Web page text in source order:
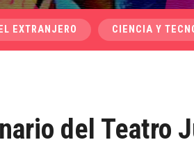
EXTRANJERO CIENCIA Y
del Teatro